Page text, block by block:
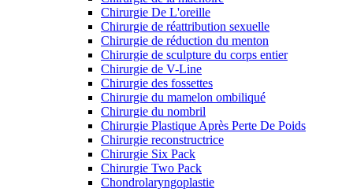
Chirurgie De L'oreille
Chirurgie de réattribution sexuelle
Chirurgie de réduction du menton
Chirurgie de sculpture du corps entier
Chirurgie de V-Line
Chirurgie des fossettes
Chirurgie du mamelon ombiliqué
Chirurgie du nombril
Chirurgie Plastique Après Perte De Poids
Chirurgie reconstructrice
Chirurgie Six Pack
Chirurgie Two Pack
Chondrolaryngoplastie